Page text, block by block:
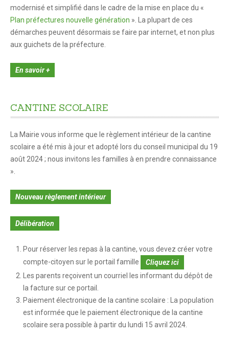
Marchés et foires
Cimetières
Intercommunalité
Maison de services au public
CITOYENNETÉ
Le Conseil Municipal
Associations
modernisé et simplifié dans le cadre de la mise en place du «
Plan préfectures nouvelle génération ». La plupart de ces
démarches peuvent désormais se faire par internet, et non plus
aux guichets de la préfecture.
En savoir +
CANTINE SCOLAIRE
La Mairie vous informe que le règlement intérieur de la cantine
scolaire a été mis à jour et adopté lors du conseil municipal du 19
août 2024 ; nous invitons les familles à en prendre connaissance
».
Nouveau règlement intérieur
Délibération
Pour réserver les repas à la cantine, vous devez créer votre
compte-citoyen sur le portail famille
Cliquez ici
Les parents reçoivent un courriel les informant du dépôt de
la facture sur ce portail.
Paiement électronique de la cantine scolaire : La population
est informée que le paiement électronique de la cantine
scolaire sera possible à partir du lundi 15 avril 2024.